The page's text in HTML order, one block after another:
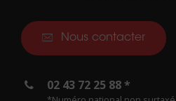
Nous contacter
02 43 72 25 88 *